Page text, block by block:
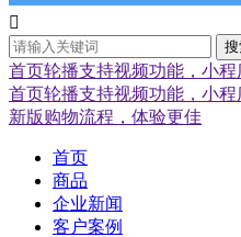

首页轮播支持视频功能，小
首页轮播支持视频功能，小
新版购物流程，体验更佳
首页
商品
企业新闻
客户案例